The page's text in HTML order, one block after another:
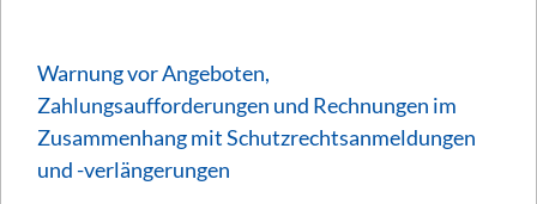
Warnung vor Angeboten,
Zahlungsaufforderungen und Rechnungen im
Zusammenhang mit Schutzrechtsanmeldungen
und -verlängerungen